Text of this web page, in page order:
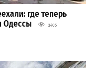
где теперь
Одессы
2405